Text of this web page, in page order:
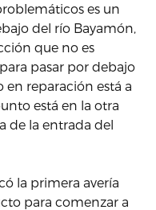
es un
del río Bayamón,
que no es
pasar por debajo
en reparación está a
está en la otra
de la entrada del
la primera avería
para comenzar a